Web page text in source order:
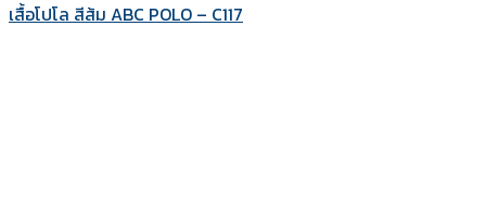
เสื้อโปโล สีส้ม ABC POLO – C117